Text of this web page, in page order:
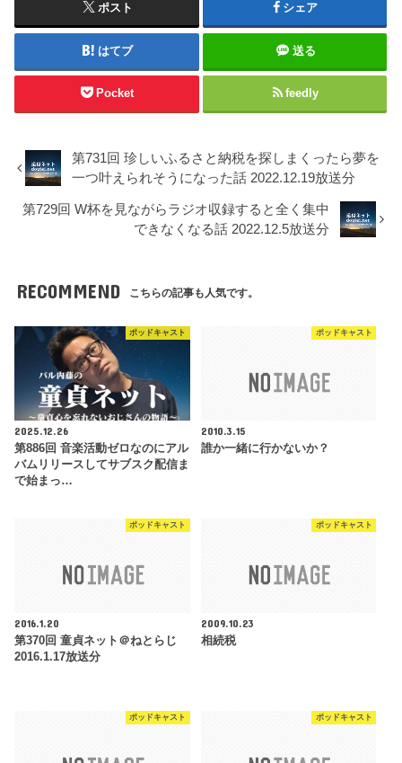
ポスト シェア
はてブ 送る
Pocket feedly
第731回 珍しいふるさと納税を探しまくったら夢を
一つ叶えられそうになった話 2022.12.19放送分
第729回 W杯を見ながらラジオ収録すると全く集中
できなくなる話 2022.12.5放送分
RECOMMEND こちらの記事も人気です。
ポッドキャスト
2025.12.26
第886回 音楽活動ゼロなのにアル
バムリリースしてサブスク配信ま
で始まっ…
ポッドキャスト
2010.3.15
誰か一緒に行かないか？
ポッドキャスト
2016.1.20
第370回 童貞ネット＠ねとらじ
2016.1.17放送分
ポッドキャスト
2009.10.23
相続税
ポッドキャスト ポッドキャスト